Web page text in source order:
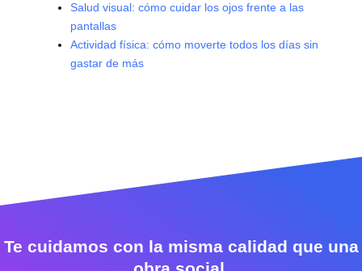
Salud visual: cómo cuidar los ojos frente a las
pantallas
Actividad física: cómo moverte todos los días sin
gastar de más
Te cuidamos con la misma calidad que una